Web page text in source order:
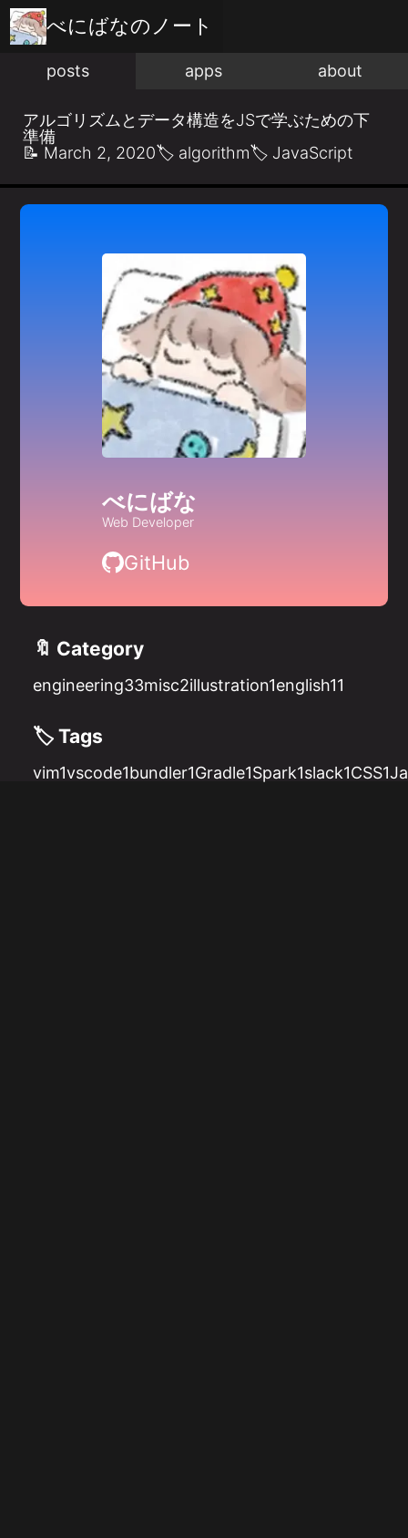
べにばなのノート
posts apps about
アルゴリズムとデータ構造をJSで学ぶための下
準備
📝 March 2, 2020🏷️ algorithm🏷️ JavaScript
べにばな
Web Developer
GitHub
🔖 Category
engineering33misc2illustration1english11
🏷️ Tags
vim1vscode1bundler1Gradle1Spark1slack1CSS1